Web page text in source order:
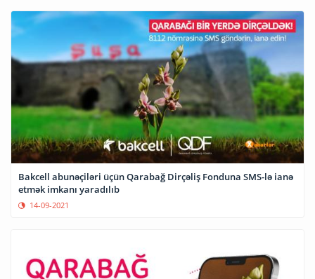
Bakcell abunəçiləri üçün Qarabağ Dirçəliş Fonduna SMS-lə ianə
etmək imkanı yaradılıb
14-09-2021